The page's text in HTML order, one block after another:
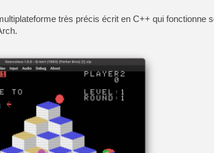
[GK] Beast of
[GK] Ubisoft : fin de partie
[GK] Mémoire cash -
[GK] Dan Houser (GTA)
[GK] Comment EA Sports
[GK] Crimson Moon : un
[GK] Isle of Reveries : le
[GK] Moonlighter 2 : The
[GK] Capcom relance
[Mo5] Deux inédits du
[GK] Le beat'em up The
[GK] Endless Legend 2 :
très précis écrit en C++ qui fonctionne